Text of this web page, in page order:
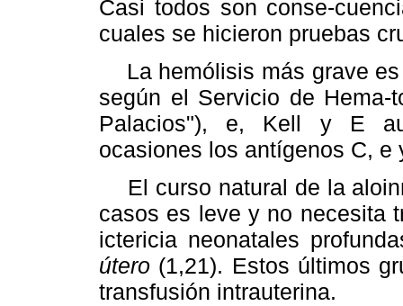
Casi todos son conse-
cuales se hicieron pruebas
La hemólisis más grave es
según el Servicio de Hema-
Palacios"), e, Kell y E
ocasiones los antígenos C, e
El curso natural de la
casos es leve y no necesita
ictericia neonatales
útero (1,21). Estos últimos
transfusión intrauterina.